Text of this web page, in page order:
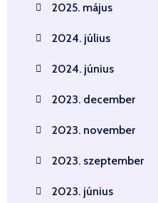
2025. május
2024. július
2024. június
2023. december
2023. november
2023. szeptember
2023. június